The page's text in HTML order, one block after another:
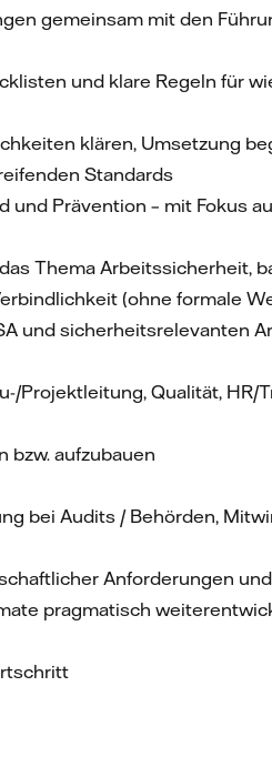
gemeinsam mit den
und klare Regeln für
klären, Umsetzung
Standards
und Prävention – mit Fokus
Thema Arbeitssicherheit,
(ohne formale
und sicherheitsrelevanten
Projektleitung, Qualität, HR/
bzw. aufzubauen
bei Audits / Behörden,
Anforderungen
pragmatisch